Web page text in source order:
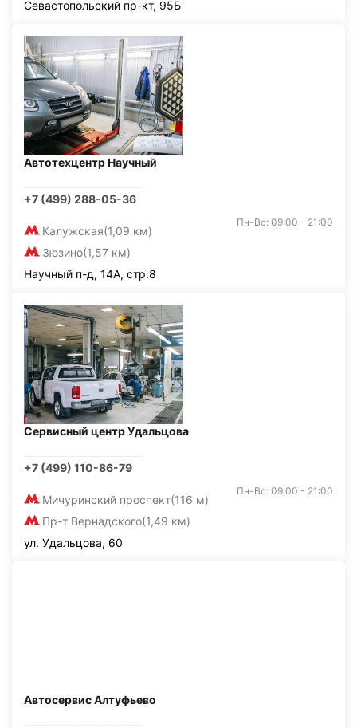
Севастопольский пр-кт, 95Б
Автотехцентр Научный
+7 (499) 288-05-36
Калужская(1,09 км)
Зюзино(1,57 км)
Пн-Вс: 09:00 - 21:00
Научный п-д, 14А, стр.8
Сервисный центр Удальцова
+7 (499) 110-86-79
Мичуринский проспект(116 м)
Пр-т Вернадского(1,49 км)
Пн-Вс: 09:00 - 21:00
ул. Удальцова, 60
Автосервис Алтуфьево